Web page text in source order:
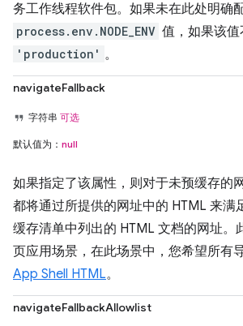
务工作线程软件包。如果未在此处明确
process.env.NODE_ENV 值，如果该
'production' 。
navigateFallback
字符串 可选
默认值为： null
如果指定了该属性，则对于未预缓存的
都将通过所提供的网址中的 HTML 来满
缓存清单中列出的 HTML 文档的网址。
页应用场景，在此场景中，您希望所有
App Shell HTML。
navigateFallbackAllowlist